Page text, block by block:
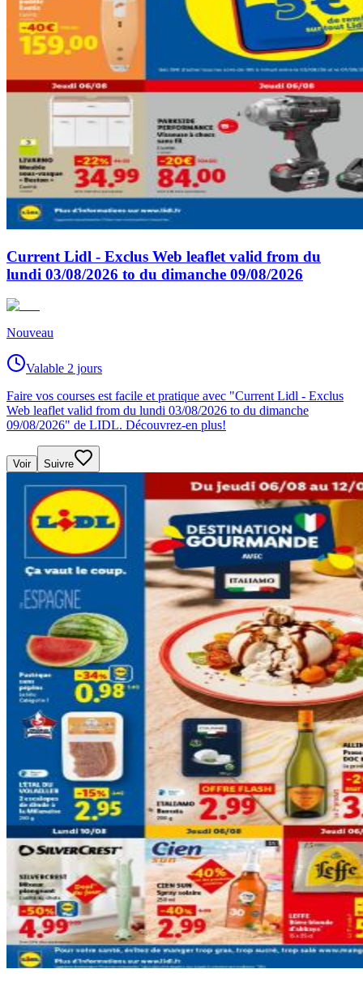
Current Lidl - Exclus Web leaflet valid from du
lundi 03/08/2026 to du dimanche 09/08/2026
Nouveau
Valable 2 jours
Faire vos courses est facile et pratique avec "Current Lidl - Exclus
Web leaflet valid from du lundi 03/08/2026 to du dimanche
09/08/2026" de LIDL. Découvrez-en plus!
Voir Suivre